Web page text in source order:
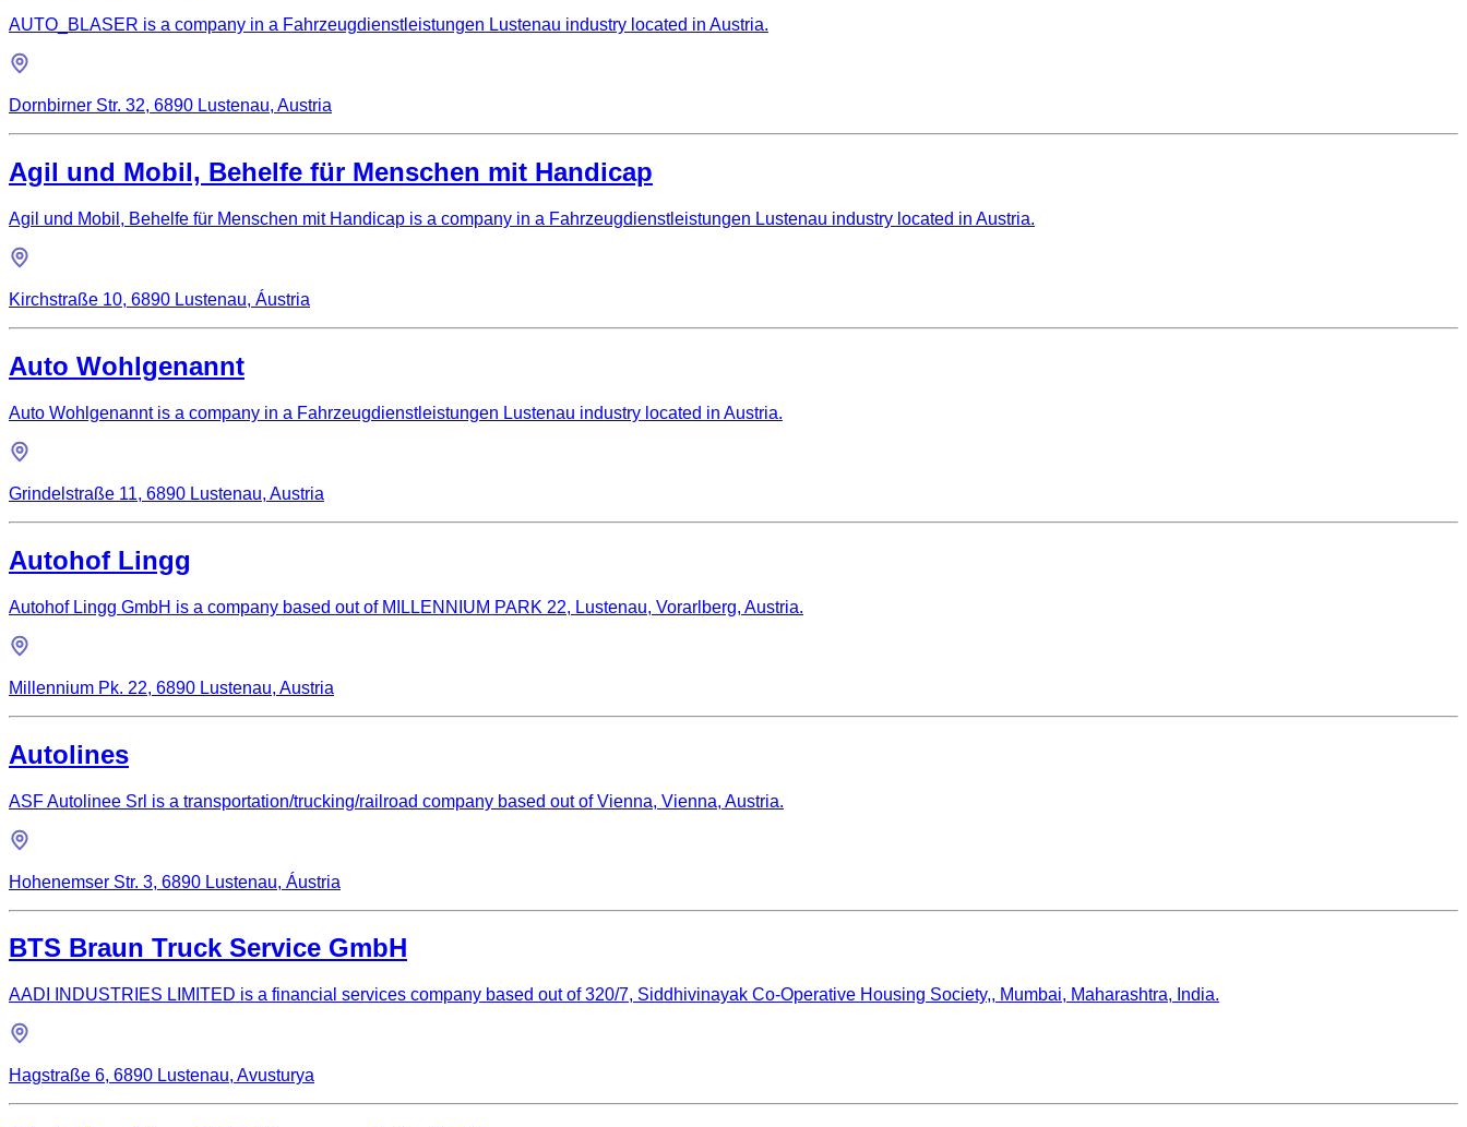
AUTO_BLASER is a company in a Fahrzeugdienstleistungen Lustenau industry located in Austria.
Dornbirner Str. 32, 6890 Lustenau, Austria
Agil und Mobil, Behelfe für Menschen mit Handicap
Agil und Mobil, Behelfe für Menschen mit Handicap is a company in a Fahrzeugdienstleistungen Lustenau industry located in Austria.
Kirchstraße 10, 6890 Lustenau, Áustria
Auto Wohlgenannt
Auto Wohlgenannt is a company in a Fahrzeugdienstleistungen Lustenau industry located in Austria.
Grindelstraße 11, 6890 Lustenau, Austria
Autohof Lingg
Autohof Lingg GmbH is a company based out of MILLENNIUM PARK 22, Lustenau, Vorarlberg, Austria.
Millennium Pk. 22, 6890 Lustenau, Austria
Autolines
ASF Autolinee Srl is a transportation/trucking/railroad company based out of Vienna, Vienna, Austria.
Hohenemser Str. 3, 6890 Lustenau, Áustria
BTS Braun Truck Service GmbH
AADI INDUSTRIES LIMITED is a financial services company based out of 320/7, Siddhivinayak Co-Operative Housing Society,, Mumbai, Maharashtra, India.
Hagstraße 6, 6890 Lustenau, Avusturya